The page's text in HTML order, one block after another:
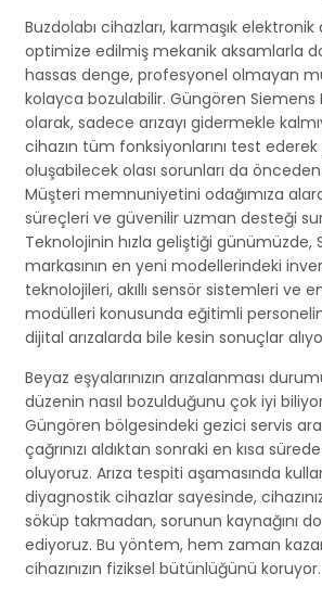
Buzdolabı cihazları, karmaşık
optimize edilmiş mekanik aksamlarla
hassas denge, profesyonel olmayan
kolayca bozulabilir. Güngören Siemens
olarak, sadece arızayı gidermekle
cihazın tüm fonksiyonlarını test
oluşabilecek olası sorunları da
Müşteri memnuniyetini odağımıza
süreçleri ve güvenilir uzman desteği
Teknolojinin hızla geliştiği günümüzde,
markasının en yeni modellerindeki
teknolojileri, akıllı sensör sistemleri ve
modülleri konusunda eğitimli
dijital arızalarda bile kesin sonuçlar
Beyaz eşyalarınızın arızalanması
düzenin nasıl bozulduğunu çok iyi
Güngören bölgesindeki gezici servis
çağrınızı aldıktan sonraki en kısa sürede
oluyoruz. Arıza tespiti aşamasında
diyagnostik cihazlar sayesinde,
söküp takmadan, sorunun kaynağını
ediyoruz. Bu yöntem, hem zaman
cihazınızın fiziksel bütünlüğünü koruyor.